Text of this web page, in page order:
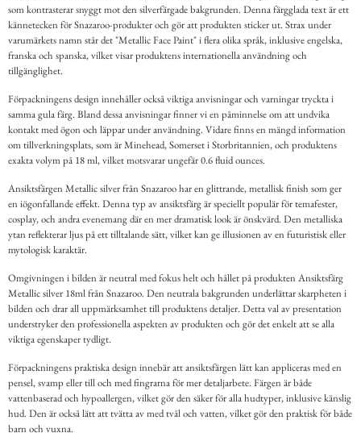
som kontrasterar snyggt mot den silverfärgade bakgrunden. Denna färgglada text är ett
kännetecken för Snazaroo-produkter och gör att produkten sticker ut. Strax under
varumärkets namn står det "Metallic Face Paint" i flera olika språk, inklusive engelska,
franska och spanska, vilket visar produktens internationella användning och
tillgänglighet.
Förpackningens design innehåller också viktiga anvisningar och varningar tryckta i
samma gula färg. Bland dessa anvisningar finner vi en påminnelse om att undvika
kontakt med ögon och läppar under användning. Vidare finns en mängd information
om tillverkningsplats, som är Minehead, Somerset i Storbritannien, och produktens
exakta volym på 18 ml, vilket motsvarar ungefär 0.6 fluid ounces.
Ansiktsfärgen Metallic silver från Snazaroo har en glittrande, metallisk finish som ger
en iögonfallande effekt. Denna typ av ansiktsfärg är speciellt populär för temafester,
cosplay, och andra evenemang där en mer dramatisk look är önskvärd. Den metalliska
ytan reflekterar ljus på ett tilltalande sätt, vilket kan ge illusionen av en futuristisk eller
mytologisk karaktär.
Omgivningen i bilden är neutral med fokus helt och hållet på produkten Ansiktsfärg
Metallic silver 18ml från Snazaroo. Den neutrala bakgrunden underlättar skarpheten i
bilden och drar all uppmärksamhet till produktens detaljer. Detta val av presentation
understryker den professionella aspekten av produkten och gör det enkelt att se alla
viktiga egenskaper tydligt.
Förpackningens praktiska design innebär att ansiktsfärgen lätt kan appliceras med en
pensel, svamp eller till och med fingrarna för mer detaljarbete. Färgen är både
vattenbaserad och hypoallergen, vilket gör den säker för alla hudtyper, inklusive känslig
hud. Den är också lätt att tvätta av med tvål och vatten, vilket gör den praktisk för både
barn och vuxna.